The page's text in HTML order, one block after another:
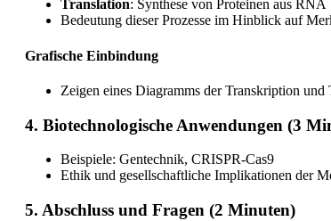
Translation: Synthese von Proteinen aus RNA
Bedeutung dieser Prozesse im Hinblick auf
Grafische Einbindung
Zeigen eines Diagramms der Transkription und
4. Biotechnologische Anwendungen (3
Beispiele: Gentechnik, CRISPR-Cas9
Ethik und gesellschaftliche Implikationen der
5. Abschluss und Fragen (2 Minuten)